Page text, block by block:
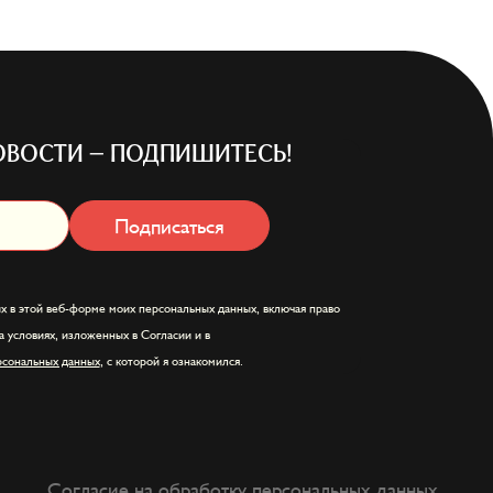
— ПОДПИШИТЕСЬ!
Подписаться
в этой веб-форме моих персональных данных, включая право
условиях, изложенных в Согласии и в
данных, с которой я ознакомился.